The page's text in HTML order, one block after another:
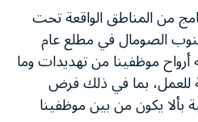
من المناطق الواقعة تحت
الصومال في مطلع عام
أرواح موظفينا من تهديدات وما
بما في ذلك فرض
بألا يكون من بين موظفينا